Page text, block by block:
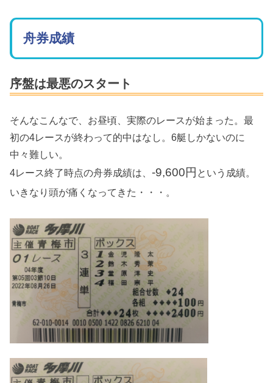
舟券成績
序盤は最悪のスタート
そんなこんなで、お昼頃、実際のレースが始まった。最
初の4レースが終わって的中はなし。6艇しかないのに
中々難しい。
4レース終了時点の舟券成績は、-9,600円 という成績。
いきなり頭が痛くなってきた・・・。